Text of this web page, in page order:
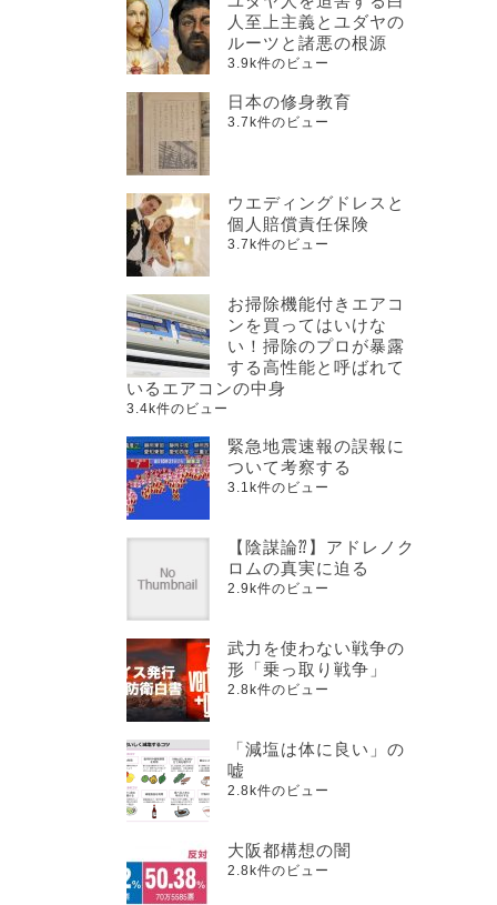
人至上主義とユダヤの
ルーツと諸悪の根源
3.9k件のビュー
日本の修身教育
3.7k件のビュー
ウエディングドレスと
個人賠償責任保険
3.7k件のビュー
お掃除機能付きエアコ
ンを買ってはいけな
い！掃除のプロが暴露
する高性能と呼ばれて
いるエアコンの中身
3.4k件のビュー
緊急地震速報の誤報に
ついて考察する
3.1k件のビュー
【陰謀論⁇】アドレノク
ロムの真実に迫る
2.9k件のビュー
武力を使わない戦争の
形「乗っ取り戦争」
2.8k件のビュー
「減塩は体に良い」の
嘘
2.8k件のビュー
大阪都構想の闇
2.8k件のビュー